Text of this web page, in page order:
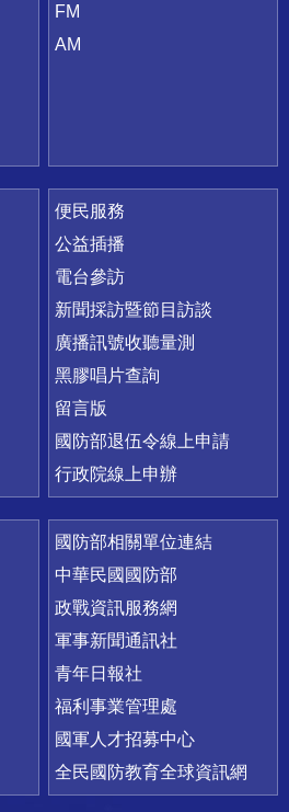
FM
AM
便民服務
公益插播
電台參訪
新聞採訪暨節目訪談
廣播訊號收聽量測
黑膠唱片查詢
留言版
國防部退伍令線上申請
行政院線上申辦
國防部相關單位連結
中華民國國防部
政戰資訊服務網
軍事新聞通訊社
青年日報社
福利事業管理處
國軍人才招募中心
全民國防教育全球資訊網